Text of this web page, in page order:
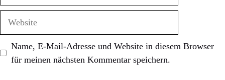
Adresse
Name, E-Mail-Adresse und Website in diesem Browser
für meinen nächsten Kommentar speichern.